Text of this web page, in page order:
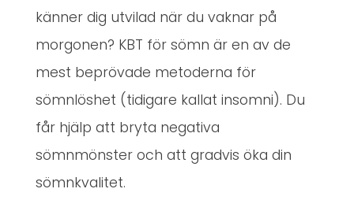
känner dig utvilad när du vaknar på
morgonen? KBT för sömn är en av de
mest beprövade metoderna för
sömnlöshet (tidigare kallat insomni). Du
får hjälp att bryta negativa
sömnmönster och att gradvis öka din
sömnkvalitet.